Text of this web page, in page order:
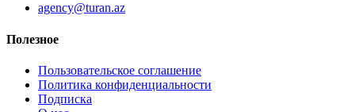
agency@turan.az
Полезное
Пользовательское соглашение
Политика конфиденциальности
Подписка